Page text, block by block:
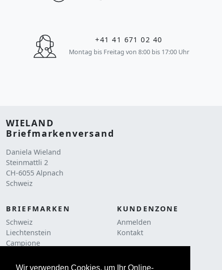
Wir verwenden Cookies, um Ihr Online-
+41 41 671 02 40
Montag bis Freitag von 8:00 bis 17:00 Uhr
WIELAND
Briefmarkenversand
Daniela Wieland
Steinmattli 2
CH-6055 Alpnach
Schweiz
BRIEFMARKEN
Schweiz
Liechtenstein
Campione
Frankaturware
KUNDENZONE
Anmelden
Kontakt
AGB